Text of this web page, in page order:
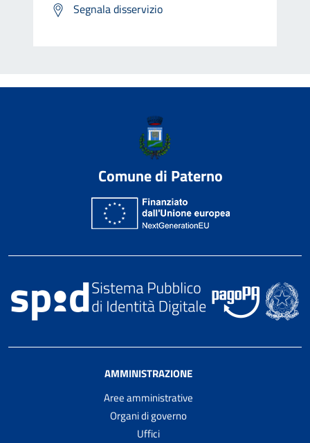
Segnala disservizio
Comune di Paterno
AMMINISTRAZIONE
Aree amministrative
Organi di governo
Uffici